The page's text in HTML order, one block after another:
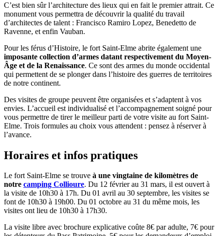
C’est bien sûr l’architecture des lieux qui en fait le premier attrait. Ce
monument vous permettra de découvrir la qualité du travail
d’architectes de talent : Francisco Ramiro Lopez, Benedetto de
Ravenne, et enfin Vauban.
Pour les férus d’Histoire, le fort Saint-Elme abrite également une
imposante collection d’armes datant respectivement du Moyen-
Âge et de la Renaissance. Ce sont des armes du monde occidental
qui permettent de se plonger dans l’histoire des guerres de territoires
de notre continent.
Des visites de groupe peuvent être organisées et s’adaptent à vos
envies. L’accueil est individualisé et l’accompagnement soigné pour
vous permettre de tirer le meilleur parti de votre visite au fort Saint-
Elme. Trois formules au choix vous attendent : pensez à réserver à
l’avance.
Horaires et infos pratiques
Le fort Saint-Elme se trouve à une vingtaine de kilomètres de
notre camping Collioure. Du 12 février au 31 mars, il est ouvert à
la visite de 10h30 à 17h. Du 01 avril au 30 septembre, les visites se
font de 10h30 à 19h00. Du 01 octobre au 31 du même mois, les
visites ont lieu de 10h30 à 17h30.
La visite libre avec brochure explicative coûte 8€ par adulte, 7€ pour